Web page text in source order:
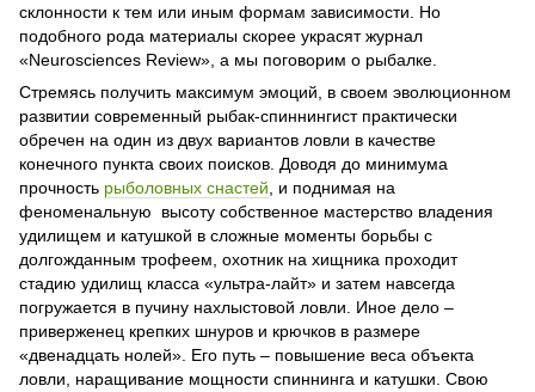
склонности к тем или иным формам зависимости. Но
подобного рода материалы скорее украсят журнал
«Neurosciences Review», а мы поговорим о рыбалке.
Стремясь получить максимум эмоций, в своем эволюционном
развитии современный рыбак-спиннингист практически
обречен на один из двух вариантов ловли в качестве
конечного пункта своих поисков. Доводя до минимума
прочность рыболовных снастей, и поднимая на
феноменальную высоту собственное мастерство владения
удилищем и катушкой в сложные моменты борьбы с
долгожданным трофеем, охотник на хищника проходит
стадию удилищ класса «ультра-лайт» и затем навсегда
погружается в пучину нахлыстовой ловли. Иное дело –
приверженец крепких шнуров и крючков в размере
«двенадцать нолей». Его путь – повышение веса объекта
ловли, наращивание мощности спиннинга и катушки. Свою